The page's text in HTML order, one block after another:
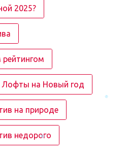
2025?
Лофты на Новый год
на природе
недорого